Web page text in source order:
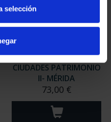
selección
CIUDADES PATRIMONIO
II- MÉRIDA
73,00 €